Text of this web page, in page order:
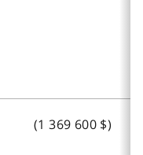
(1 369 600 $)